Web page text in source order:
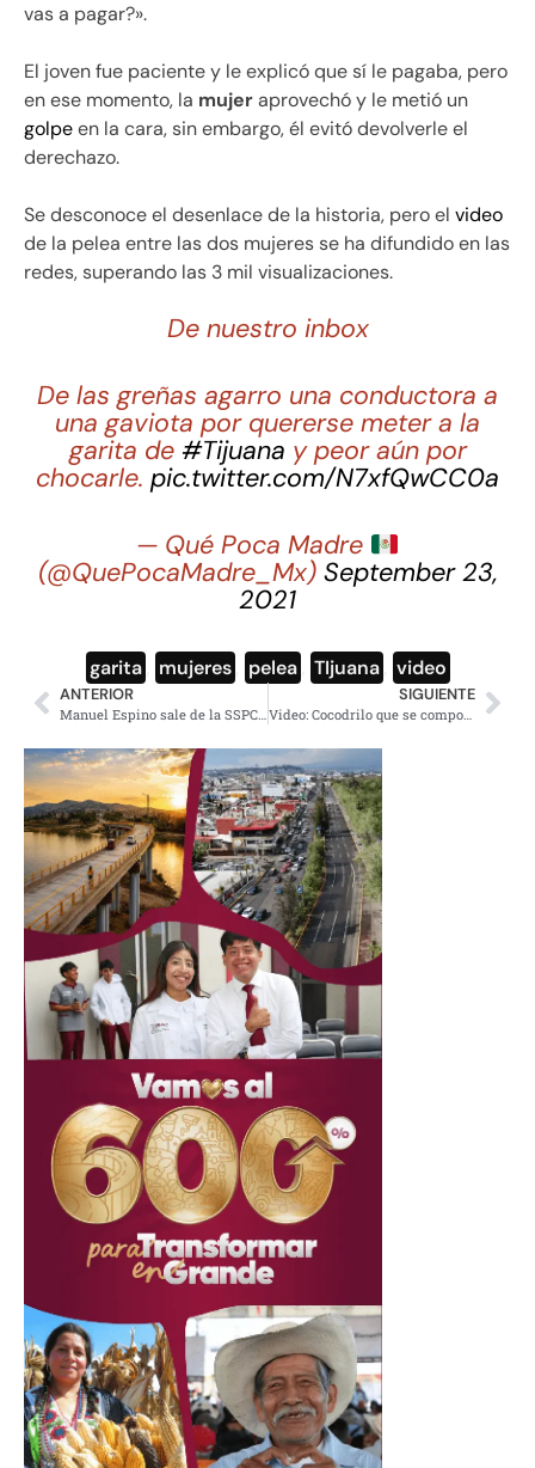
vas a pagar?».
El joven fue paciente y le explicó que sí le pagaba, pero
en ese momento, la mujeraprovechó y le metió un
golpeen la cara, sin embargo, él evitó devolverle el
derechazo.
Se desconoce el desenlace de la historia, pero el video
de la pelea entre las dos mujeres se ha difundido en las
redes, superando las 3 mil visualizaciones.
De nuestro inbox
De las greñas agarro una conductora a
una gaviota por quererse meter a la
garita de #Tijuana y peor aún por
chocarle. pic.twitter.com/N7xfQwCC0a
— Qué Poca Madre
(@QuePocaMadre_Mx) September 23,
2021
garita mujeres pelea TIjuana video
ANTERIOR SIGUIENTE
Video: Cocodrilo que se comporta como ‘perrito’ se viraliza en redes